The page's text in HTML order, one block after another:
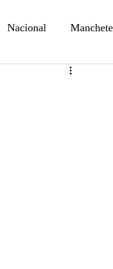
Nacional Manchete